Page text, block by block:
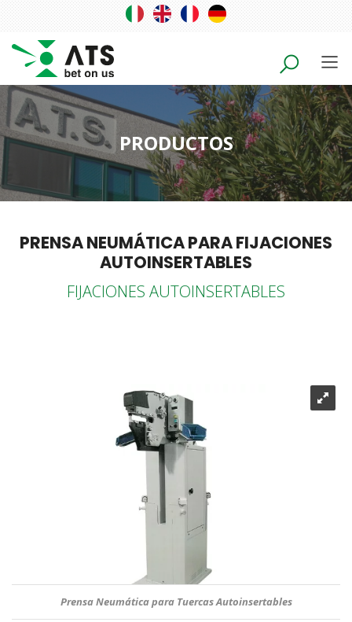
PRODUCTOS
PRENSA NEUMÁTICA PARA FIJACIONES
AUTOINSERTABLES
FIJACIONES AUTOINSERTABLES
Prensa Neumática para Tuercas Autoinsertables